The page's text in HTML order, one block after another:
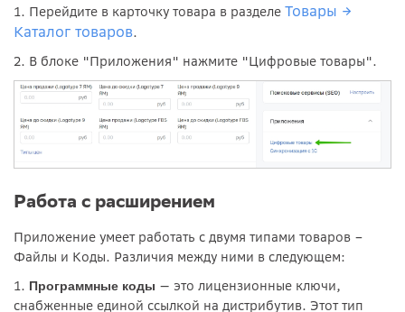
1. Перейдите в карточку товара в разделе Товары →
Каталог товаров.
2. В блоке "Приложения" нажмите "Цифровые товары".
Работа с расширением
Приложение умеет работать с двумя типами товаров –
Файлы и Коды. Различия между ними в следующем:
1. Программные коды — это лицензионные ключи,
снабженные единой ссылкой на дистрибутив. Этот тип